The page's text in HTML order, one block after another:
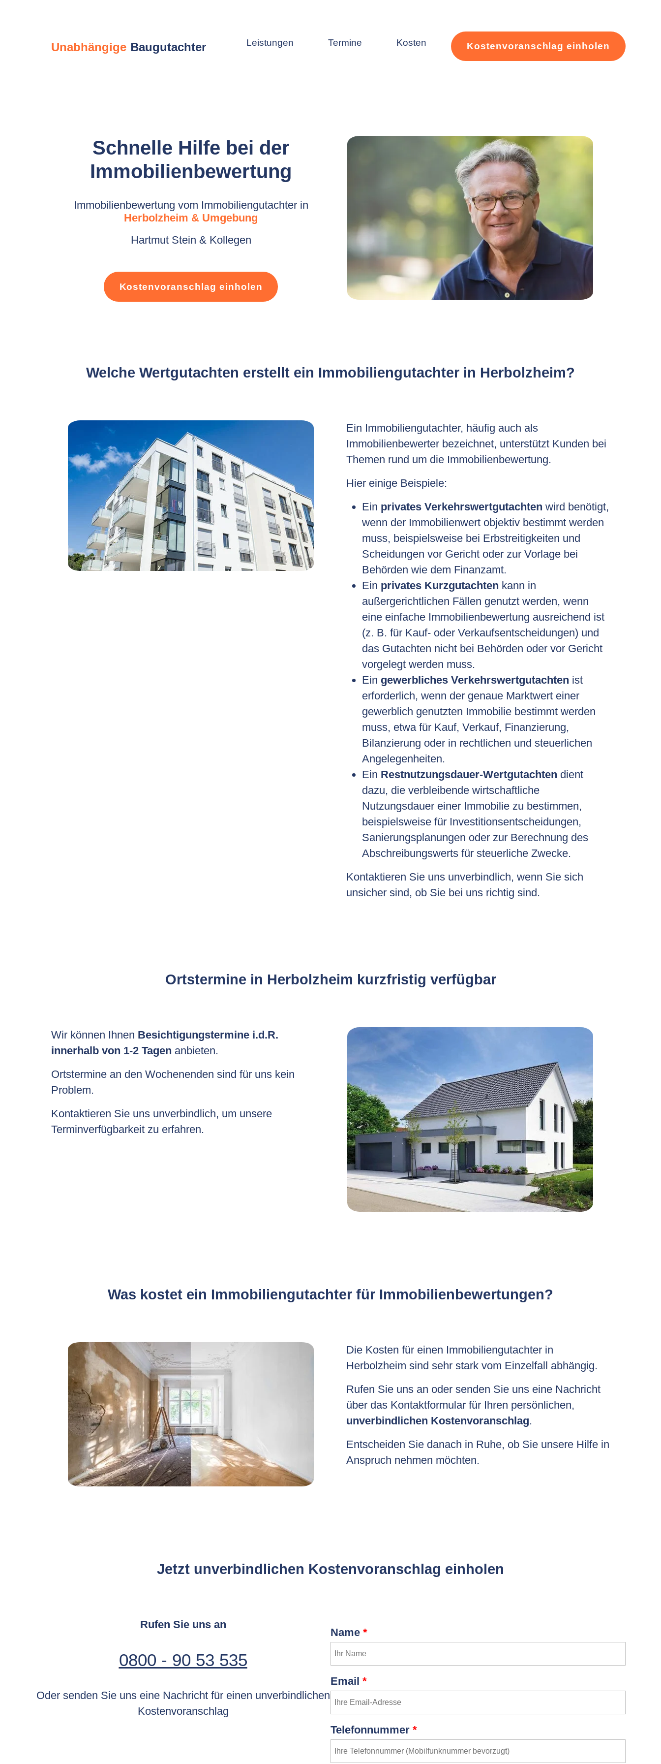
Unabhängige Baugutachter Leistungen Termine Kosten Kostenvoranschlag einholen
Schnelle Hilfe bei der
Immobilienbewertung
Immobilienbewertung vom Immobiliengutachter in
Herbolzheim & Umgebung
Hartmut Stein & Kollegen
Kostenvoranschlag einholen
Welche Wertgutachten erstellt ein Immobiliengutachter in Herbolzheim?
Ein Immobiliengutachter, häufig auch als
Immobilienbewerter bezeichnet, unterstützt Kunden bei
Themen rund um die Immobilienbewertung.
Hier einige Beispiele:
Ein privates Verkehrswertgutachten wird benötigt,
wenn der Immobilienwert objektiv bestimmt werden
muss, beispielsweise bei Erbstreitigkeiten und
Scheidungen vor Gericht oder zur Vorlage bei
Behörden wie dem Finanzamt.
Ein privates Kurzgutachten kann in
außergerichtlichen Fällen genutzt werden, wenn
eine einfache Immobilienbewertung ausreichend ist
(z. B. für Kauf- oder Verkaufsentscheidungen) und
das Gutachten nicht bei Behörden oder vor Gericht
vorgelegt werden muss.
Ein gewerbliches Verkehrswertgutachten ist
erforderlich, wenn der genaue Marktwert einer
gewerblich genutzten Immobilie bestimmt werden
muss, etwa für Kauf, Verkauf, Finanzierung,
Bilanzierung oder in rechtlichen und steuerlichen
Angelegenheiten.
Ein Restnutzungsdauer-Wertgutachten dient
dazu, die verbleibende wirtschaftliche
Nutzungsdauer einer Immobilie zu bestimmen,
beispielsweise für Investitionsentscheidungen,
Sanierungsplanungen oder zur Berechnung des
Abschreibungswerts für steuerliche Zwecke.
Kontaktieren Sie uns unverbindlich, wenn Sie sich
unsicher sind, ob Sie bei uns richtig sind.
Ortstermine in Herbolzheim kurzfristig verfügbar
Wir können Ihnen Besichtigungstermine i.d.R.
innerhalb von 1-2 Tagen anbieten.
Ortstermine an den Wochenenden sind für uns kein
Problem.
Kontaktieren Sie uns unverbindlich, um unsere
Terminverfügbarkeit zu erfahren.
Was kostet ein Immobiliengutachter für Immobilienbewertungen?
Die Kosten für einen Immobiliengutachter in
Herbolzheim sind sehr stark vom Einzelfall abhängig.
Rufen Sie uns an oder senden Sie uns eine Nachricht
über das Kontaktformular für Ihren persönlichen,
unverbindlichen Kostenvoranschlag.
Entscheiden Sie danach in Ruhe, ob Sie unsere Hilfe in
Anspruch nehmen möchten.
Jetzt unverbindlichen Kostenvoranschlag einholen
Rufen Sie uns an
0800 - 90 53 535
Oder senden Sie uns eine Nachricht für einen unverbindlichen
Kostenvoranschlag
Name *
Email *
Telefonnummer *